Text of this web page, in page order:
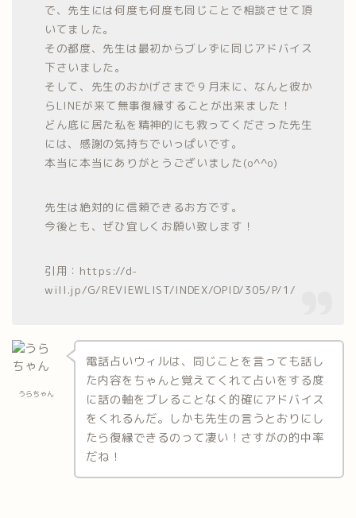
で、先生には何度も何度も同じことで相談させて頂
いてました。
その都度、先生は最初からブレずに同じアドバイス
下さいました。
そして、先生のおかげさまで９月末に、なんと彼か
らLINEが来て無事復縁することが出来ました！
どん底に居た私を精神的にも救ってくださった先生
には、感謝の気持ちでいっぱいです。
本当に本当にありがとうございました(o^^o)
先生は絶対的に信頼できるお方です。
今後とも、ぜひ宜しくお願い致します！
引用：https://d-
will.jp/G/REVIEWLIST/INDEX/OPID/305/P/1/
うらちゃん
電話占いウィルは、同じことを言っても話し
た内容をちゃんと覚えてくれて占いをする度
に話の軸をブレることなく的確にアドバイス
をくれるんだ。しかも先生の言うとおりにし
たら復縁できるのって凄い！さすがの的中率
だね！